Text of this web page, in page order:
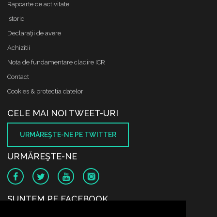
Rapoarte de activitate
Istoric
Declaraţii de avere
Achizitii
Nota de fundamentare cladire ICR
Contact
Cookies & protectia datelor
CELE MAI NOI TWEET-URI
URMĂREŞTE-NE PE TWITTER
URMĂREŞTE-NE
SUNTEM PE FACEBOOK